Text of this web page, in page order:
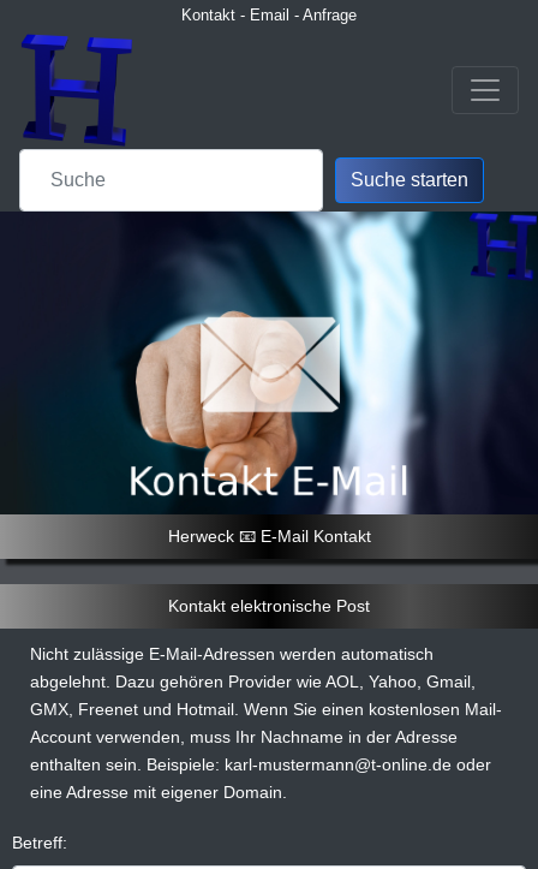
Kontakt - Email - Anfrage
Herweck 📧 E-Mail Kontakt
Kontakt elektronische Post
Nicht zulässige E-Mail-Adressen werden automatisch
abgelehnt. Dazu gehören Provider wie AOL, Yahoo, Gmail,
GMX, Freenet und Hotmail. Wenn Sie einen kostenlosen Mail-
Account verwenden, muss Ihr Nachname in der Adresse
enthalten sein. Beispiele: karl-mustermann@t-online.de oder
eine Adresse mit eigener Domain.
Betreff: